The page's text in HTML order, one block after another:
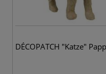
DÉCOPATCH "Katze"